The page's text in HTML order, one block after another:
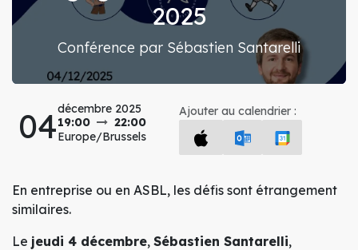
2025
Conférence par Sébastien Santarelli
04décembre 2025
19:00
22:00
Europe/Brussels
Ajouter au calendrier :
En entreprise ou en ASBL, les défis sont étrangement
similaires.
Le jeudi 4 décembre, Sébastien Santarelli,